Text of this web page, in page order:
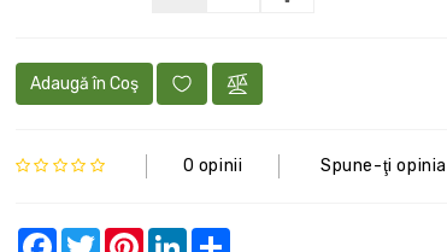
Adaugă în Coş
0 opinii Spune-ţi opinia
Facebook
TwitterPinterestLinkedInShare